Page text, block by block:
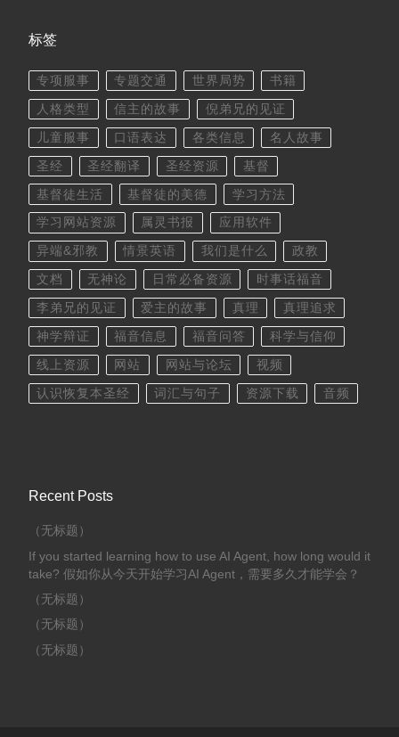
标签
专项服事 专题交通 世界局势 书籍
人格类型 信主的故事 倪弟兄的见证
儿童服事 口语表达 各类信息 名人故事
圣经 圣经翻译 圣经资源 基督
基督徒生活 基督徒的美德 学习方法
学习网站资源 属灵书报 应用软件
异端&邪教 情景英语 我们是什么 政教
文档 无神论 日常必备资源 时事话福音
李弟兄的见证 爱主的故事 真理 真理追求
神学辩证 福音信息 福音问答 科学与信仰
线上资源 网站 网站与论坛 视频
认识恢复本圣经 词汇与句子 资源下载 音频
Recent Posts
（无标题）
If you started learning how to use AI Agent, how long would it
take? 假如你从今天开始学习AI Agent，需要多久才能学会？
（无标题）
（无标题）
（无标题）